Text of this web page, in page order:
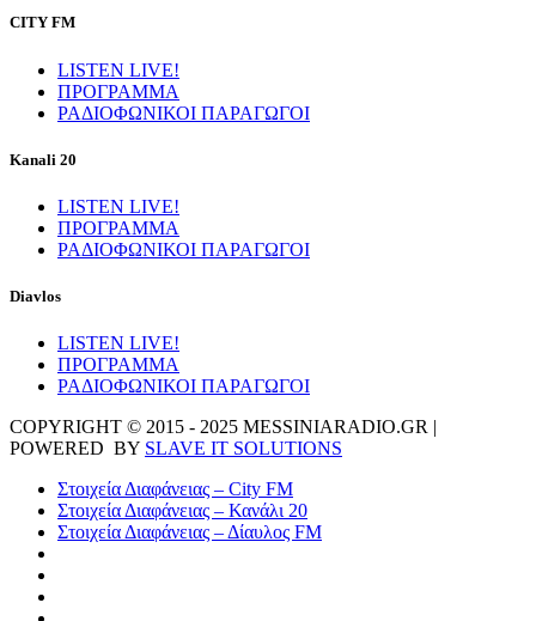
CITY FM
LISTEN LIVE!
ΠΡΟΓΡΑΜΜΑ
ΡΑΔΙΟΦΩΝΙΚΟΙ ΠΑΡΑΓΩΓΟΙ
Kanali 20
LISTEN LIVE!
ΠΡΟΓΡΑΜΜΑ
ΡΑΔΙΟΦΩΝΙΚΟΙ ΠΑΡΑΓΩΓΟΙ
Diavlos
LISTEN LIVE!
ΠΡΟΓΡΑΜΜΑ
ΡΑΔΙΟΦΩΝΙΚΟΙ ΠΑΡΑΓΩΓΟΙ
COPYRIGHT © 2015 - 2025 MESSINIARADIO.GR |
POWERED BY SLAVE IT SOLUTIONS
Στοιχεία Διαφάνειας – City FM
Στοιχεία Διαφάνειας – Κανάλι 20
Στοιχεία Διαφάνειας – Δίαυλος FM